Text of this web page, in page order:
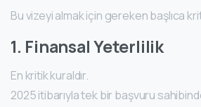
Bu vizeyi almak için gereken başlıca
1. Finansal Yeterlilik
En kritik kuraldır.
2025 itibarıyla tek bir başvuru